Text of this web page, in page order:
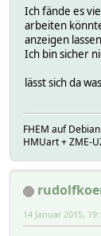
Ich fände es
arbeiten
anzeigen
Ich bin sicher
lässt sich da
FHEM auf
HMUart + ZME-
14 Januar 2015,